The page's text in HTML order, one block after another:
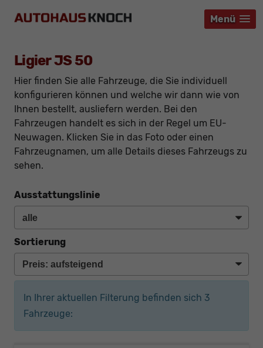
Menü
Menü
Menü
Ligier JS 50
Hier finden Sie alle Fahrzeuge, die Sie individuell
konfigurieren können und welche wir dann wie von
Ihnen bestellt, ausliefern werden. Bei den
Fahrzeugen handelt es sich in der Regel um EU-
Neuwagen. Klicken Sie in das Foto oder einen
Fahrzeugnamen, um alle Details dieses Fahrzeugs zu
sehen.
Ausstattungslinie
Sortierung
In Ihrer aktuellen Filterung befinden sich 3
Fahrzeuge: